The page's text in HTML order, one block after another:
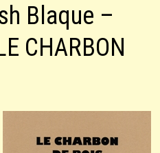
Blaque –
CHARBON